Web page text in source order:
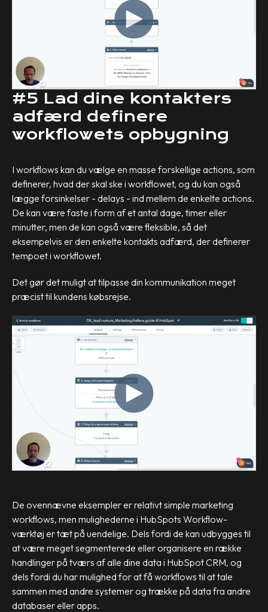
#5 Lad dine kontakters
adfærd definere
workflowets opbygning
I workflows kan du vælge en masse forskellige actions, som
definerer, hvad der skal ske i workflowet, og du kan også
lægge forsinkelser - delays - ind mellem de enkelte actions.
De kan være faste i form af et antal dage, timer eller
minutter, men de kan også være fleksible, så det
eksempelvis er den enkelte kontakts adfærd, der definerer
tempoet i workflowet.
Det gør det muligt at tilpasse din kommunikation meget
præcist til kundens købsrejse.
De ovennævne eksempler er relativt simple marketing
workflows, men mulighederne i HubSpots Workflow-
værktøj er tæt på uendelige. Dels fordi de kan udbygges til
at være meget segmenterede eller organisere en række
handlinger på tværs af alle dine data i HubSpot CRM, og
dels fordi du har mulighed for at få workflows til at tale
sammen med andre systemer og trække på data fra andre
databaser eller apps.